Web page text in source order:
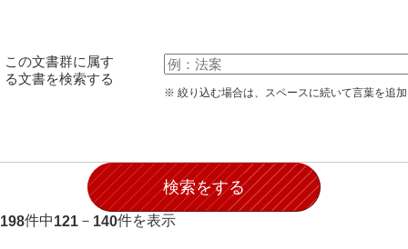
厳島神社念仏踊堅田下組流田会講文書
伊藤家文書（須佐町）
伊藤家文書（山口市）
この文書群に属す
る文書を検索する
※ 絞り込む場合は、スペースに続いて言葉を追
198件中121 － 140件を表示